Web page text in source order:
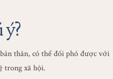
thân, có thể đối phó được với
trong xã hội.